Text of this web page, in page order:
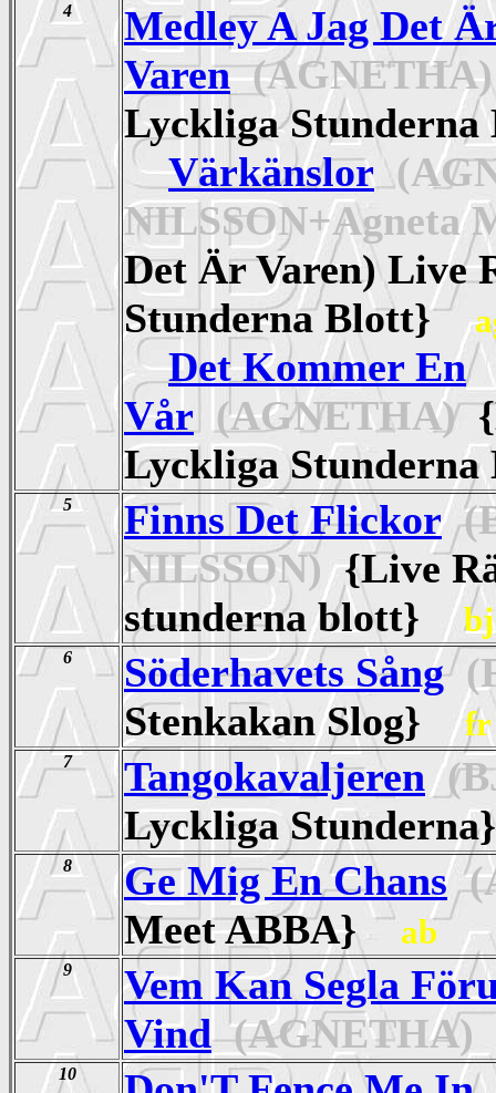
4
Medley A Jag Det
Varen(AGNETHA)
Lyckliga
Värkänslor
NILSSON+Agneta
Det Är Varen) Live
Stunderna Blott}
Det Kommer En
Vår (AGNETHA)
Lyckliga
5 Finns Det Flickor
NILSSON){Live
stunderna blott}bj
6 Söderhavets Sång
Stenkakan Slog}fr
7 Tangokavaljeren
Lyckliga
8 Ge Mig En Chans
Meet ABBA}ab
9
Vem Kan Segla
Vind(AGNETHA)
10